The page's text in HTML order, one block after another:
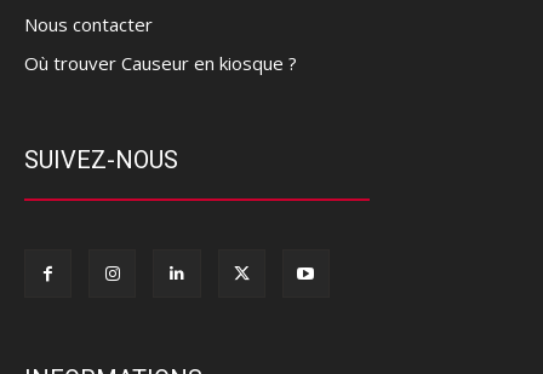
Nous contacter
Où trouver Causeur en kiosque ?
SUIVEZ-NOUS